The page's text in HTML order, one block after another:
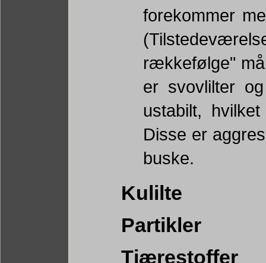
forekommer
rækkefølge"
er svovlilter
ustabilt,
Disse er
buske.
Kulilte
Partikler
Tjærestoffer